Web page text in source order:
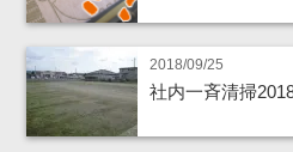
2018/09/25
社内一斉清掃